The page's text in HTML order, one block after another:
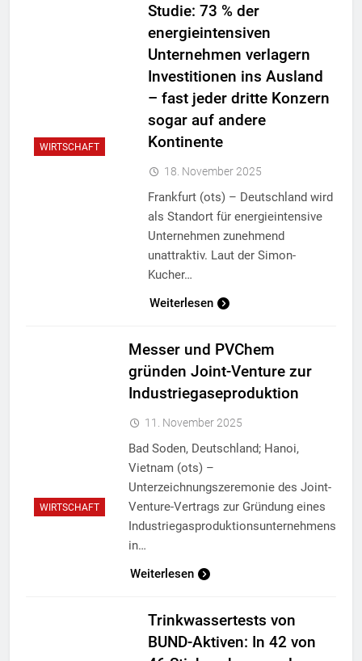
WIRTSCHAFT
Studie: 73 % der
energieintensiven
Unternehmen verlagern
Investitionen ins Ausland
– fast jeder dritte Konzern
sogar auf andere
Kontinente
18. November 2025
Frankfurt (ots) – Deutschland wird
als Standort für energieintensive
Unternehmen zunehmend
unattraktiv. Laut der Simon-
Kucher…
Weiterlesen
WIRTSCHAFT
Messer und PVChem
gründen Joint-Venture zur
Industriegaseproduktion
11. November 2025
Bad Soden, Deutschland; Hanoi,
Vietnam (ots) –
Unterzeichnungszeremonie des Joint-
Venture-Vertrags zur Gründung eines
Industriegasproduktionsunternehmens
in…
Weiterlesen
Trinkwassertests von
BUND-Aktiven: In 42 von